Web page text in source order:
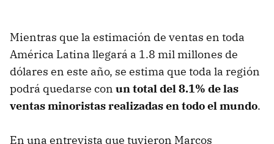
Mientras que la estimación de ventas en toda
América Latina llegará a 1.8 mil millones de
dólares en este año, se estima que toda la región
podrá quedarse con un total del 8.1% de las
ventas minoristas realizadas en todo el mundo.
En una entrevista que tuvieron Marcos